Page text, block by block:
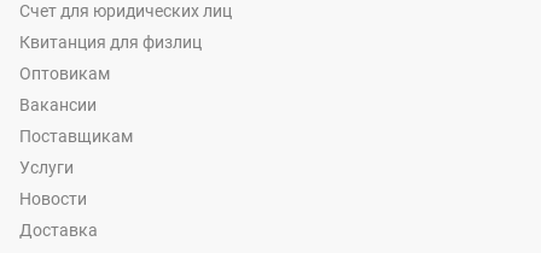
Счет для юридических лиц
Квитанция для физлиц
Оптовикам
Вакансии
Поставщикам
Услуги
Новости
Доставка